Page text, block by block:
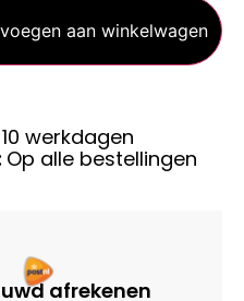
aan winkelwagen
10 werkdagen
Op alle bestellingen
afrekenen